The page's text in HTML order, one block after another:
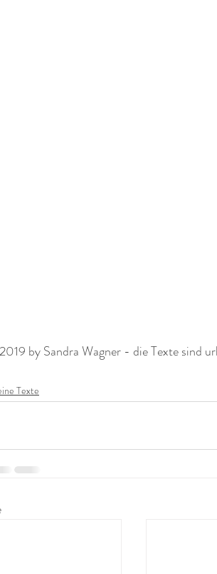
by Sandra Wagner - die Texte sind
Texte